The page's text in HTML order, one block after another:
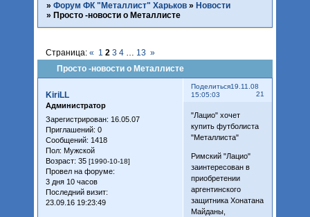
» Форум ФК "Металлист" Харьков » Новости
» Просто -новости о Металлисте
Просто -новости о Металлисте
Страница: « 1 2 3 4 … 13 »
Поделиться
21
19.11.08
15:05:03
KiriLL
Администратор
Зарегистрирован: 16.05.07
Приглашений: 0
Сообщений: 1418
Пол: Мужской
Возраст: 35 [1990-10-18]
Провел на форуме:
3 дня 10 часов
Последний визит:
23.09.16 19:23:49
"Лацио" хочет
купить футболиста
"Металлиста"
Римский "Лацио"
заинтересован в
приобретении
аргентинского
защитника Хонатана
Майданы,